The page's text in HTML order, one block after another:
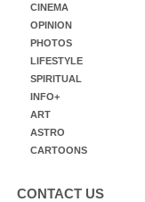
CINEMA
OPINION
PHOTOS
LIFESTYLE
SPIRITUAL
INFO+
ART
ASTRO
CARTOONS
CONTACT US